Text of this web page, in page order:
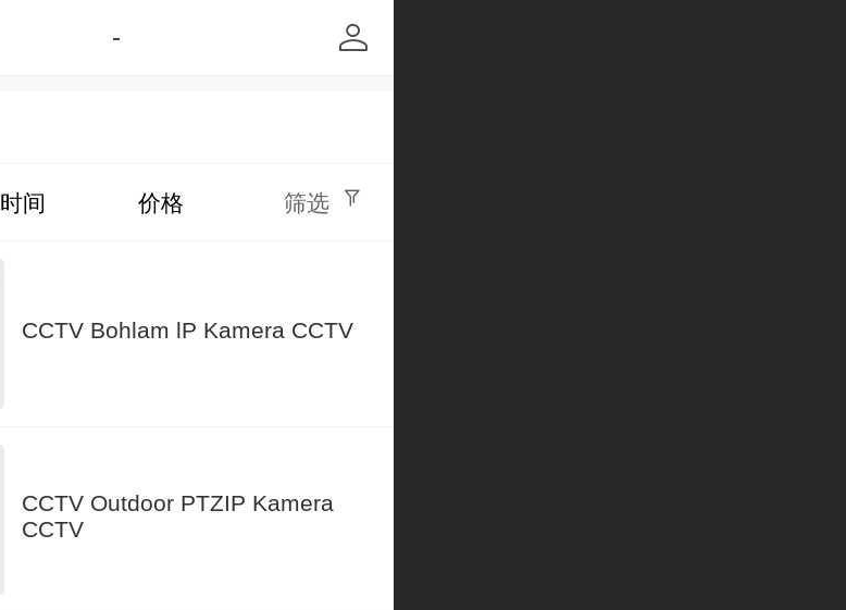
-
时间 价格 筛选
CCTV Bohlam lP Kamera CCTV
CCTV Outdoor PTZIP Kamera
CCTV